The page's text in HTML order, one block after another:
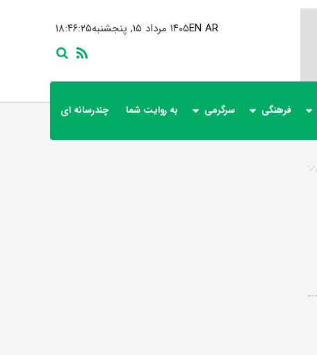
۱۸:۴۶:۲۵ ۱۴۰۵ مرداد ۱۵, پنجشنبهEN AR
فرهنگی سرگرمی به روایت شما چندرسانه ای